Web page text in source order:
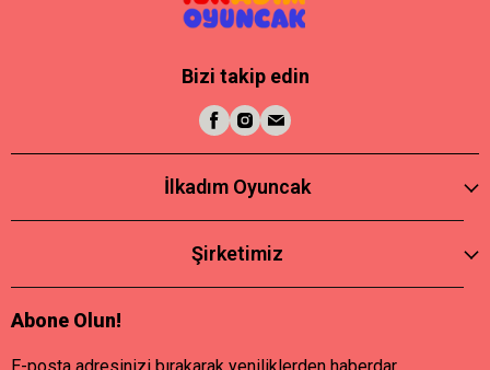
Bizi takip edin
İlkadım Oyuncak
Şirketimiz
Abone Olun!